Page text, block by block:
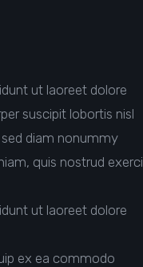
ut laoreet dolore
suscipit lobortis nisl
diam nonummy
quis nostrud exerci
ut laoreet dolore
ex ea commodo